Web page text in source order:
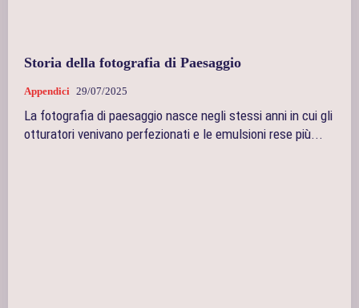
Storia della fotografia di Paesaggio
Appendici 29/07/2025
La fotografia di paesaggio nasce negli stessi anni in cui gli
otturatori venivano perfezionati e le emulsioni rese più...